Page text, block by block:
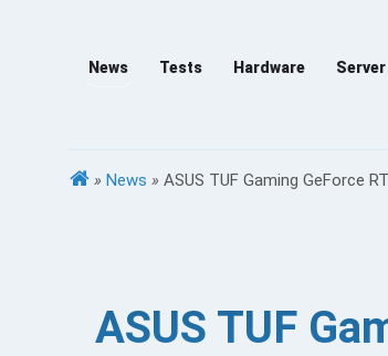
News Tests Hardware Server
» News » ASUS TUF Gaming GeForce
ASUS TUF